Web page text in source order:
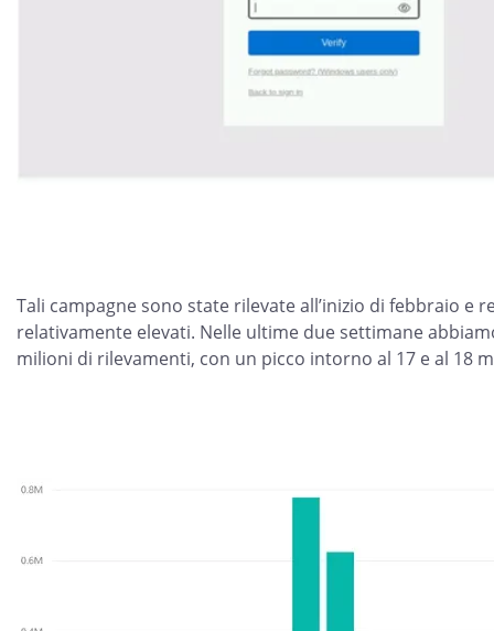
Tali campagne sono state rilevate all’inizio di febbraio e
relativamente elevati. Nelle ultime due settimane
milioni di rilevamenti, con un picco intorno al 17 e al 18